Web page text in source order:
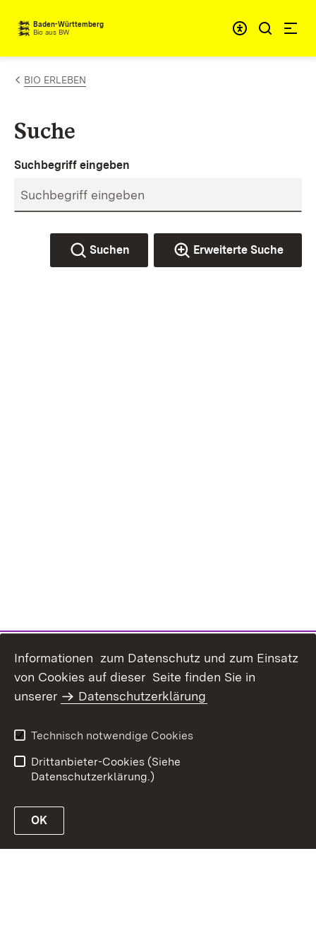
Zum Inhalt springen
Baden-Württemberg
Bio aus BW
BIO ERLEBEN
Suche
Suchbegriff eingeben
Suchen Erweiterte Suche
Link zur Website des MLR Baden-Württemberg
Barrierefreiheit
Informationen zum Datenschutz und zum Einsatz
von Cookies auf dieser Seite finden Sie in
unserer
Datenschutzerklärung
Technisch notwendige Cookies
Drittanbieter-Cookies (Siehe
Datenschutzerklärung.)
OK